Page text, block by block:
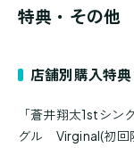
特典・その他
店舗別購入特典
「蒼井翔太1stシ
グル Virginal(初回